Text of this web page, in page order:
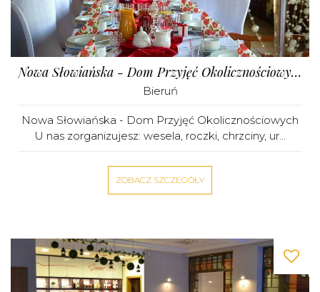
Nowa Słowiańska - Dom Przyjęć Okolicznościowych
Bieruń
Nowa Słowiańska - Dom Przyjęć Okolicznościowych
U nas zorganizujesz: wesela, roczki, chrzciny, ur...
ZOBACZ SZCZEGÓŁY